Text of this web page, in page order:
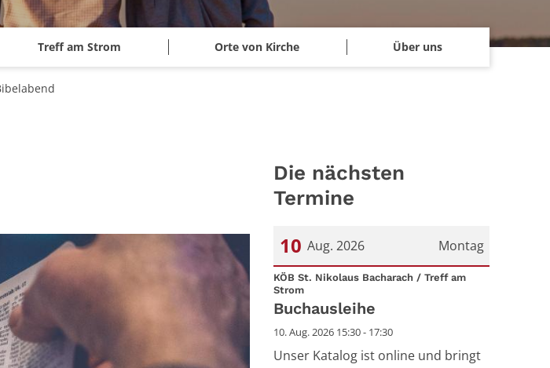
Treff am Strom Orte von Kirche Über uns
Die nächsten
Termine
Montag
10 Aug. 2026
Datum: 10. August 2026
KÖB St. Nikolaus Bacharach / Treff am
Strom:
Buchausleihe
10. Aug. 2026 15:30 - 17:30
Unser Katalog ist online und bringt